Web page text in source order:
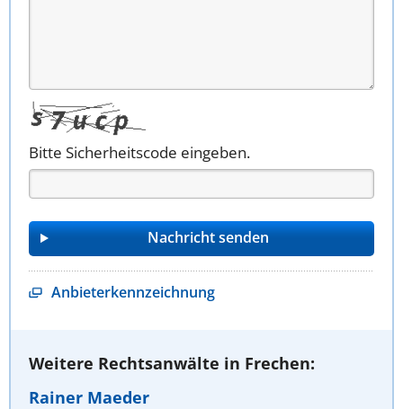
Bitte Sicherheitscode eingeben.
Anbieterkennzeichnung
Weitere Rechtsanwälte in Frechen:
Rainer Maeder